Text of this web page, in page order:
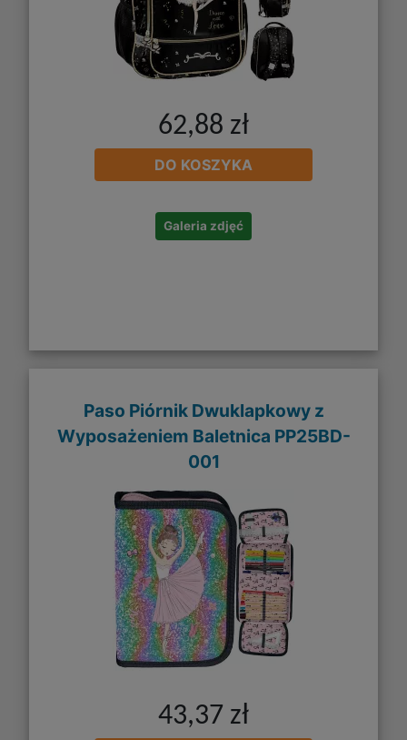
62,88 zł
DO KOSZYKA
Galeria zdjęć
Paso Piórnik Dwuklapkowy z
Wyposażeniem Baletnica PP25BD-
001
43,37 zł